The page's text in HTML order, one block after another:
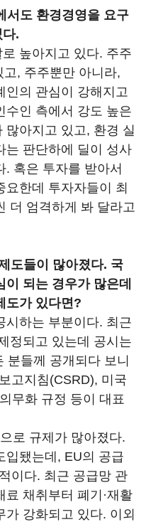
서도 환경경영을 요구
.
높아지고 있다. 주주
, 주주뿐만 아니라,
인의 관심이 강해지고
수인 측에서 강도 높은
많아지고 있고, 환경 실
는 판단하에 딜이 성사
혹은 투자를 받아서
한데 투자자들이 최
더 엄격하게 봐 달라고
도들이 많아졌다. 국
되는 경우가 많은데
도가 있다면?
하는 부분이다. 최근
정되고 있는데 공시는
분들께 공개되다 보니
고지침(CSRD), 미국
무화 규정 등이 대표
로 규제가 많아졌다.
입됐는데, EU의 공급
이다. 최근 공급망 관
채취부터 폐기·재활
강화되고 있다. 이외